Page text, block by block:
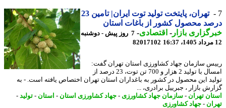
تهران، پایتخت تولید توت ایران| تامین 23
محصول کشور از باغات استان
بازار- اقتصادی- 7 روز پیش - دوشنبه
82017102
سازمان جهاد کشاورزی استان تهران گفت:
امسال با تولید 2 هزار و 700 تن توت، 23 درصد از
این محصول در کشور به باغداران استان تهران اختصاص یافته است. - به
بازار ، جبرییل برادری، ...
تهران- سازمان جهاد کشاورزی- جهاد کشاورزی استان-استان-تولید-
- جهاد کشاورزی